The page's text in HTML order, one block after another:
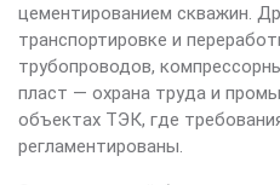
цементированием скважин.
транспортировке и
трубопроводов,
пласт — охрана труда и
объектах ТЭК, где
регламентированы.